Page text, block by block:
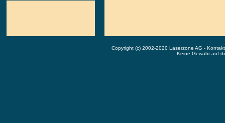
Copyright (c) 2002-2020 Laserzone AG -
Keine Gewähr auf